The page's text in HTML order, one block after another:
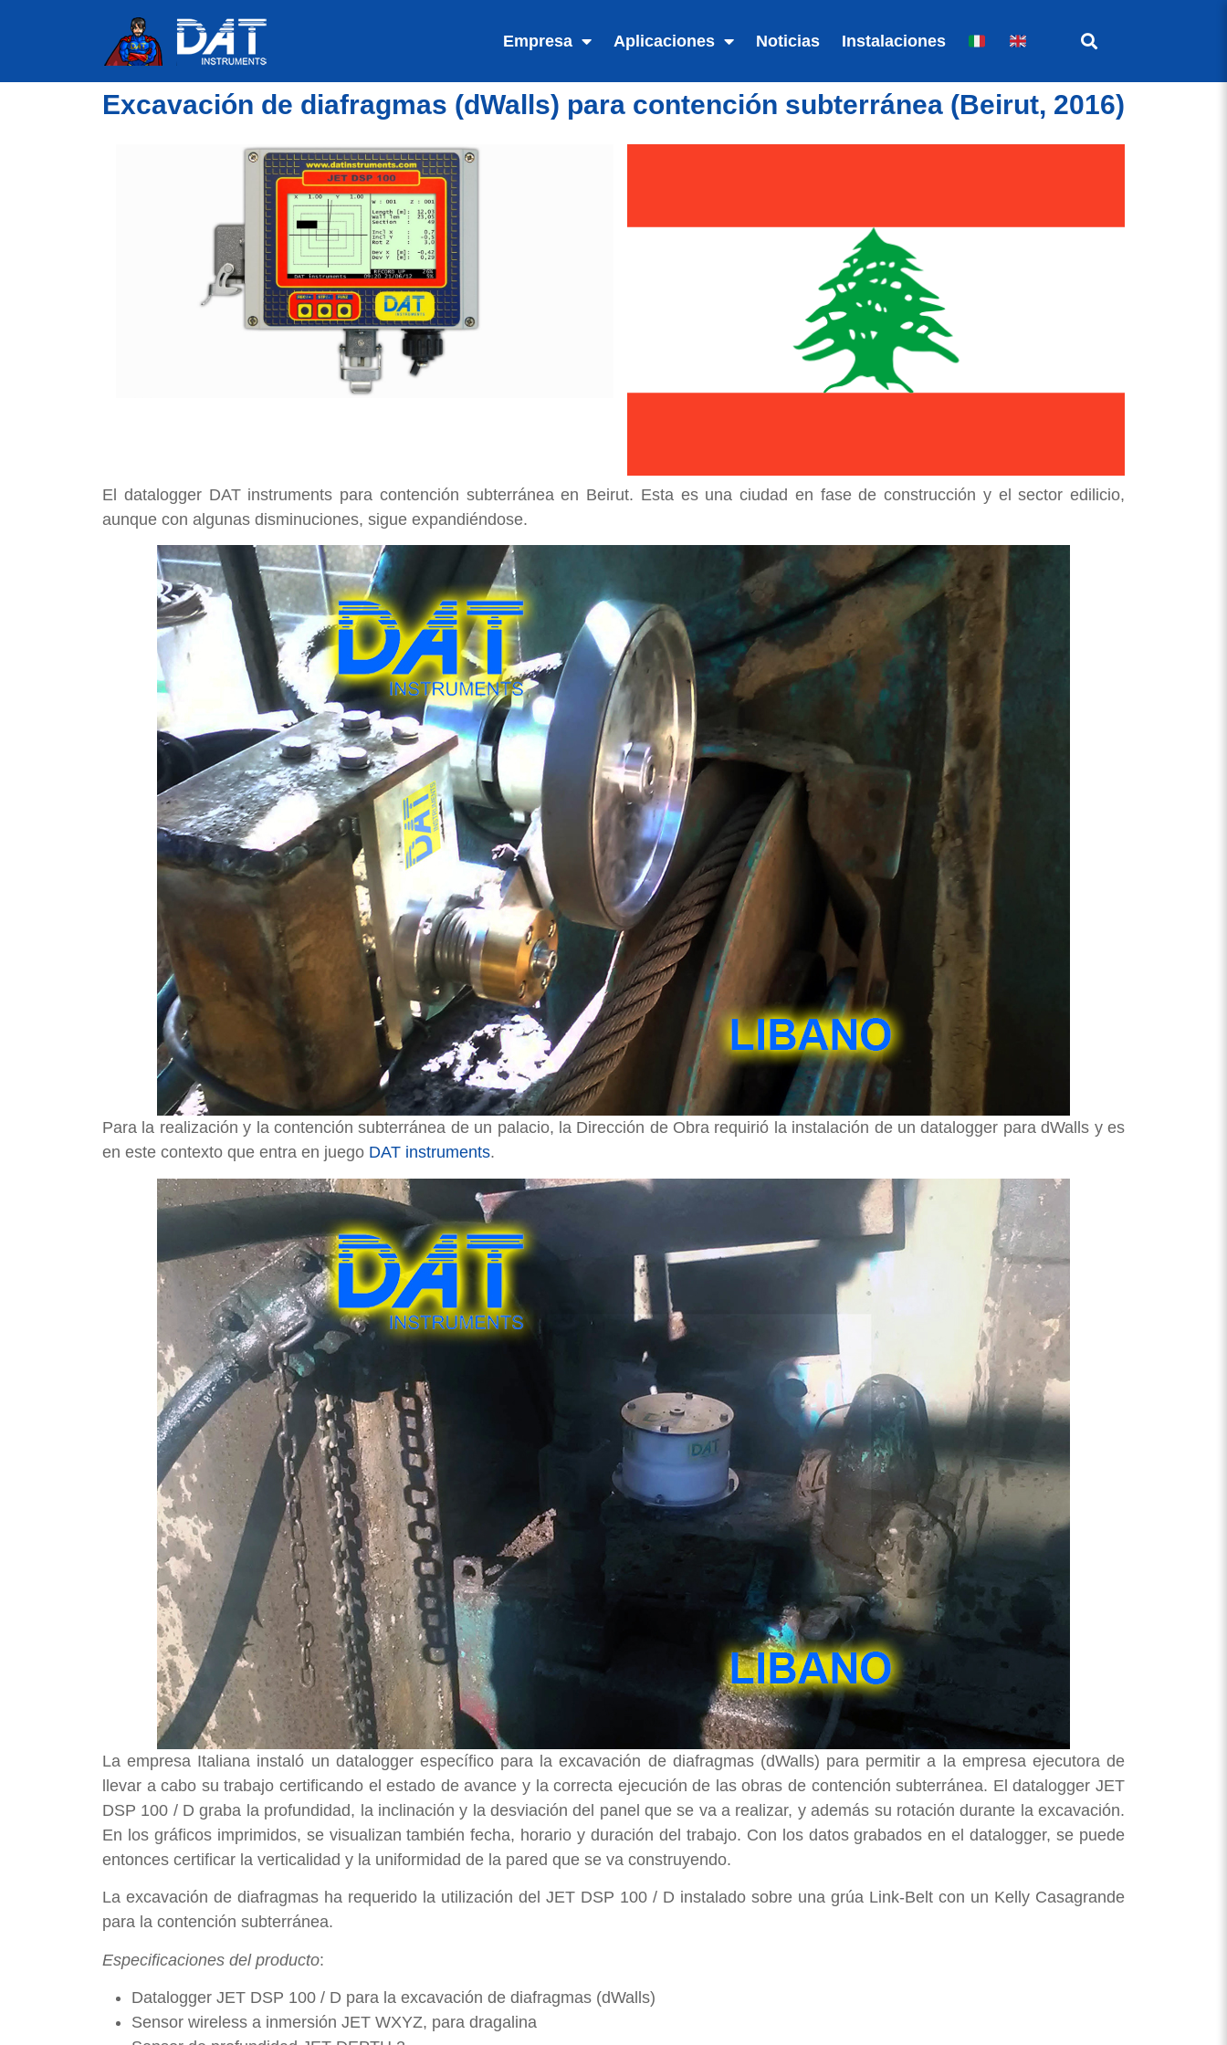
Empresa Aplicaciones Noticias Instalaciones
Excavación de diafragmas (dWalls) para contención subterránea (Beirut, 2016)
El datalogger DAT instruments para contención subterránea en Beirut. Esta es una ciudad en fase de construcción y el sector edilicio,
aunque con algunas disminuciones, sigue expandiéndose.
Para la realización y la contención subterránea de un palacio, la Dirección de Obra requirió la instalación de un datalogger para dWalls y es
en este contexto que entra en juego DAT instruments.
La empresa Italiana instaló un datalogger específico para la excavación de diafragmas (dWalls) para permitir a la empresa ejecutora de
llevar a cabo su trabajo certificando el estado de avance y la correcta ejecución de las obras de contención subterránea. El datalogger JET
DSP 100 / D graba la profundidad, la inclinación y la desviación del panel que se va a realizar, y además su rotación durante la excavación.
En los gráficos imprimidos, se visualizan también fecha, horario y duración del trabajo. Con los datos grabados en el datalogger, se puede
entonces certificar la verticalidad y la uniformidad de la pared que se va construyendo.
La excavación de diafragmas ha requerido la utilización del JET DSP 100 / D instalado sobre una grúa Link-Belt con un Kelly Casagrande
para la contención subterránea.
Especificaciones del producto:
Datalogger JET DSP 100 / D para la excavación de diafragmas (dWalls)
Sensor wireless a inmersión JET WXYZ, para dragalina